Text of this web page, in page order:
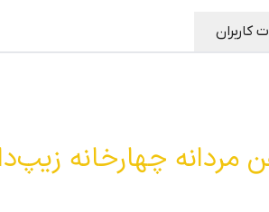
کاربران
مردانه چهارخانه